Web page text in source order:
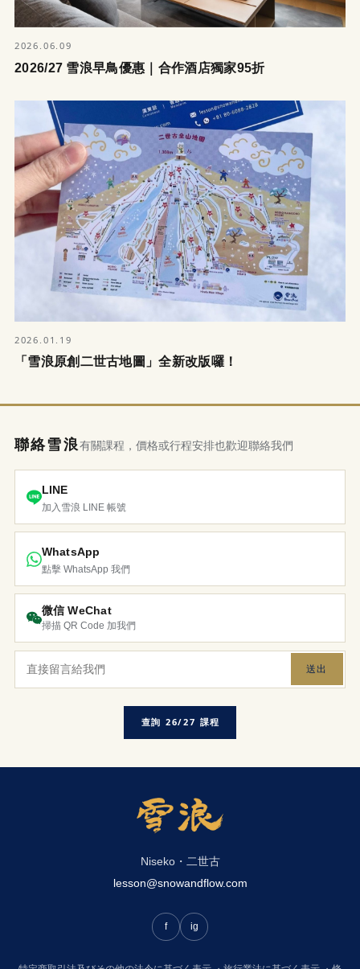
2026.06.09
2026/27 雪浪早鳥優惠｜合作酒店獨家95折
2026.01.19
「雪浪原創二世古地圖」全新改版囉！
聯絡雪浪 有關課程，價格或行程安排也歡迎聯絡我們
LINE
加入雪浪 LINE 帳號
WhatsApp
點擊 WhatsApp 我們
微信 WeChat
掃描 QR Code 加我們
送出
查詢 26/27 課程
Niseko・二世古
lesson@snowandflow.com
f ig